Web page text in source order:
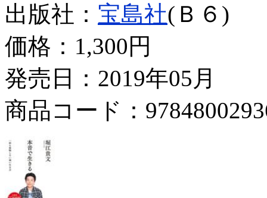
出版社： 宝島社(Ｂ６)
価格： 1,300円
発売日：2019年05月
商品コード：